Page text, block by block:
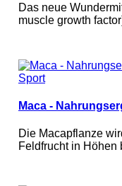
Das neue
muscle growth
Maca -
Die Macapflanze
Feldfrucht in Höhen